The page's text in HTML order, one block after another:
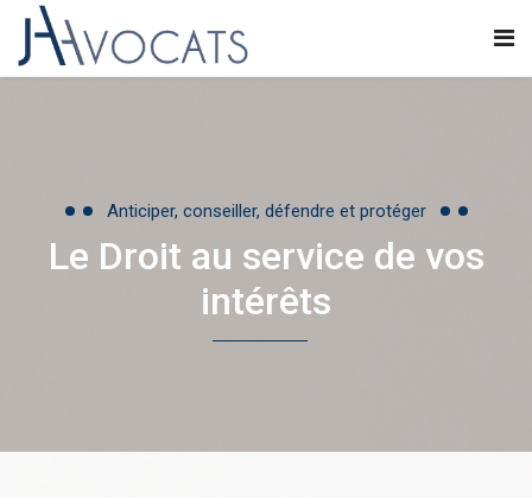
Anticiper, conseiller, défendre et protéger
Le Droit au service de vos
intérêts